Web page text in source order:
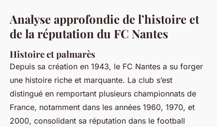
Analyse approfondie de l’histoire et
de la réputation du FC Nantes
Histoire et palmarès
Depuis sa création en 1943, le FC Nantes a su forger
une histoire riche et marquante. La club s’est
distingué en remportant plusieurs championnats de
France, notamment dans les années 1960, 1970, et
2000, consolidant sa réputation dans le football